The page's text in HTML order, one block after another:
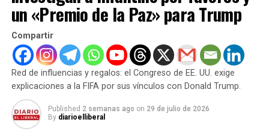
Si te interesa saber más sobre este y otros temas
visitaDiario El Liberal y agrégalo a tu lista de favoritos.
RELATED TOPICS: DESTACADOS INTERNACIONAL
El Rey 21 títulos de Grand Slam Rafa Nadal
DON'T MISS
un «Premio de la Paz» para Trump
Compartir
Red de influencias y regalos: el Congreso de EE. UU. exige
explicaciones a la FIFA por sus vínculos con Donald Trump.
Published 2 semanas ago on 29 de julio de 2026
By diarioelliberal